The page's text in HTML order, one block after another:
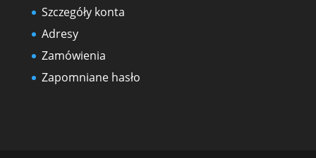
Szczegóły konta
Adresy
Zamówienia
Zapomniane hasło